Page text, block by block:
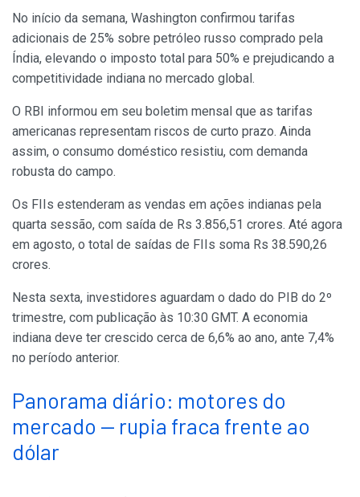
No início da semana, Washington confirmou tarifas
adicionais de 25% sobre petróleo russo comprado pela
Índia, elevando o imposto total para 50% e prejudicando a
competitividade indiana no mercado global.
O RBI informou em seu boletim mensal que as tarifas
americanas representam riscos de curto prazo. Ainda
assim, o consumo doméstico resistiu, com demanda
robusta do campo.
Os FIIs estenderam as vendas em ações indianas pela
quarta sessão, com saída de Rs 3.856,51 crores. Até agora
em agosto, o total de saídas de FIIs soma Rs 38.590,26
crores.
Nesta sexta, investidores aguardam o dado do PIB do 2º
trimestre, com publicação às 10:30 GMT. A economia
indiana deve ter crescido cerca de 6,6% ao ano, ante 7,4%
no período anterior.
Panorama diário: motores do
mercado — rupia fraca frente ao
dólar